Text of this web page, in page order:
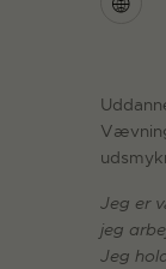
Jeg er
jeg
Jeg